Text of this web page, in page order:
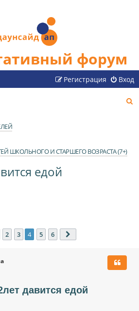
форум
Вход
Регистрация
ШКОЛЬНОГО И СТАРШЕГО ВОЗРАСТА (7+)
едой
2 3 4 5 6
давится едой